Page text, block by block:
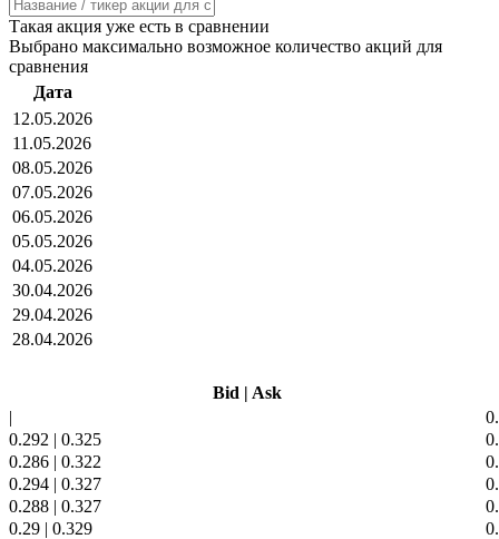
Такая акция уже есть в сравнении
Выбрано максимально возможное количество акций для
сравнения
Дата
12.05.2026
11.05.2026
08.05.2026
07.05.2026
06.05.2026
05.05.2026
04.05.2026
30.04.2026
29.04.2026
28.04.2026
Bid | Ask
|
0.292 | 0.325
0.286 | 0.322
0.294 | 0.327
0.288 | 0.327
0.29 | 0.329